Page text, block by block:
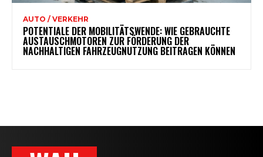
AUTO / VERKEHR
POTENTIALE DER MOBILITÄTSWENDE: WIE GEBRAUCHTE
AUSTAUSCHMOTOREN ZUR FÖRDERUNG DER
NACHHALTIGEN FAHRZEUGNUTZUNG BEITRAGEN KÖNNEN